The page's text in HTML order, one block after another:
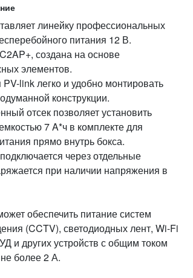
линейку профессиональных
питания 12 В.
создана на основе
элементов.
link легко и удобно монтировать
конструкции.
отсек позволяет установить
7 A*ч в комплекте для
прямо внутрь бокса.
через отдельные
при наличии напряжения в
обеспечить питание систем
(CCTV), светодиодных лент, Wi-Fi
и других устройств с общим током
более 2 А.